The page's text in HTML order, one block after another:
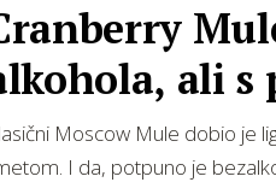
ali s
Moscow Mule dobio je
I da, potpuno je